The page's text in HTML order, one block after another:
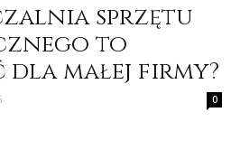
sprzętu
to
małej firmy?
0